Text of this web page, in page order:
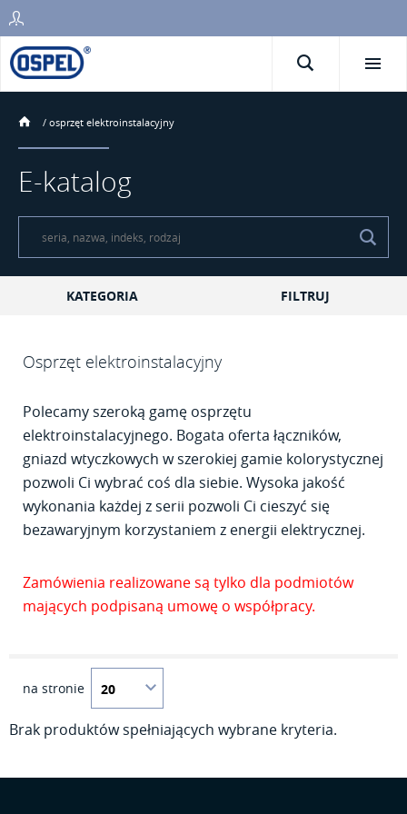
/ osprzęt elektroinstalacyjny
E-katalog
KATEGORIA FILTRUJ
Osprzęt elektroinstalacyjny
Polecamy szeroką gamę osprzętu
elektroinstalacyjnego. Bogata oferta łączników,
gniazd wtyczkowych w szerokiej gamie kolorystycznej
pozwoli Ci wybrać coś dla siebie. Wysoka jakość
wykonania każdej z serii pozwoli Ci cieszyć się
bezawaryjnym korzystaniem z energii elektrycznej.
Zamówienia realizowane są tylko dla podmiotów
mających podpisaną umowę o współpracy.
na stronie
Brak produktów spełniających wybrane kryteria.